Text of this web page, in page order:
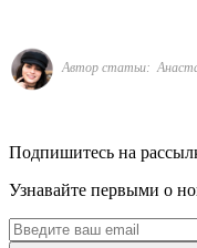
Автор статьи:
Подпишитесь на
Узнавайте первыми о